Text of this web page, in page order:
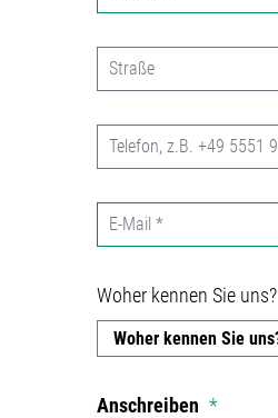
Woher kennen Sie uns?
Anschreiben *